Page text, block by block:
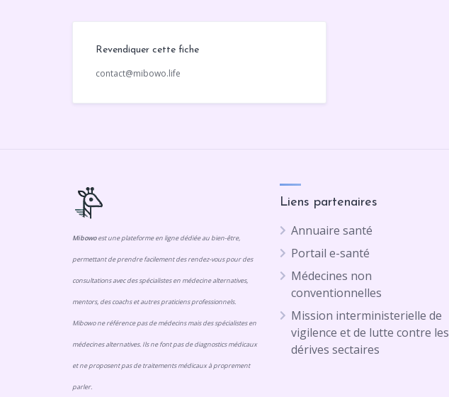
Revendiquer cette fiche
contact@mibowo.life
Mibowoest une plateforme en ligne dédiée au bien-être,
permettant de prendre facilement des rendez-vous pour des
consultations avec des spécialistes en médecine alternatives,
mentors, des coachs et autres praticiens professionnels.
Mibowo ne référence pas de médecins mais des spécialistes en
médecines alternatives. Ils ne font pas de diagnostics médicaux
et ne proposent pas de traitements médicaux à proprement
parler.
Liens partenaires
Annuaire santé
Portail e-santé
Médecines non
conventionnelles
Mission interministerielle de
vigilence et de lutte contre les
dérives sectaires